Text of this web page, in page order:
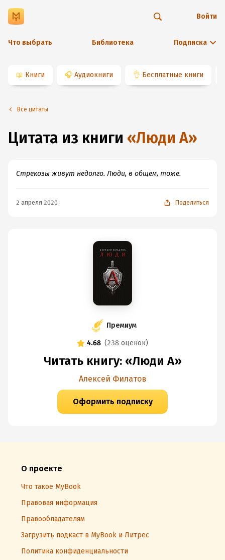
Что выбрать Библиотека Подписка
Войти
📖 Книги 🎧 Аудиокниги 👌 Бесплатные книги
Все цитаты
Цитата из книги «Люди А»
Стрекозы живут недолго. Люди, в общем, тоже.
2 апреля 2020 Поделиться
Премиум
4.68 (238 оценок)
Читать книгу: «Люди А»
Алексей Филатов
Оформить подписку
О проекте
Что такое MyBook
Правовая информация
Правообладателям
Загрузить подкаст в MyBook и Литрес
Политика конфиденциальности